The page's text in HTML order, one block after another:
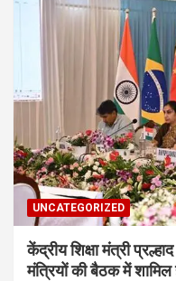
UNCATEGORIZED
केंद्रीय शिक्षा मंत्री
मंत्रियों की बैठक में शामिल